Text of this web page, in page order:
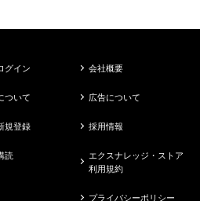
グイン
ついて
規登録
読
会社概要
広告について
採用情報
エクスナレッジ・ストア
利用規約
プライバシーポリシー